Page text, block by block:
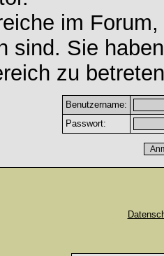
im
sind. Sie
zu
Benutzername:
Passwort: